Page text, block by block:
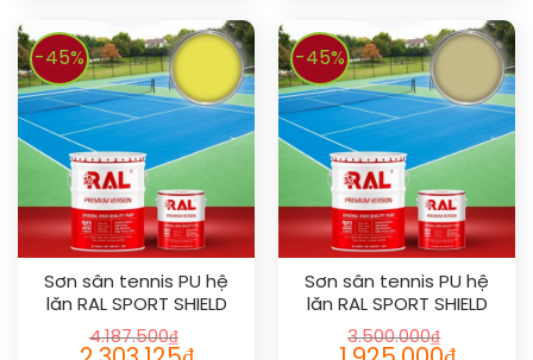
-45%
Sơn sân tennis PU hệ
lăn RAL SPORT SHIELD
1016
4.187.500₫
-45%
Sơn sân tennis PU hệ
lăn RAL SPORT SHIELD
1000
3.500.000₫